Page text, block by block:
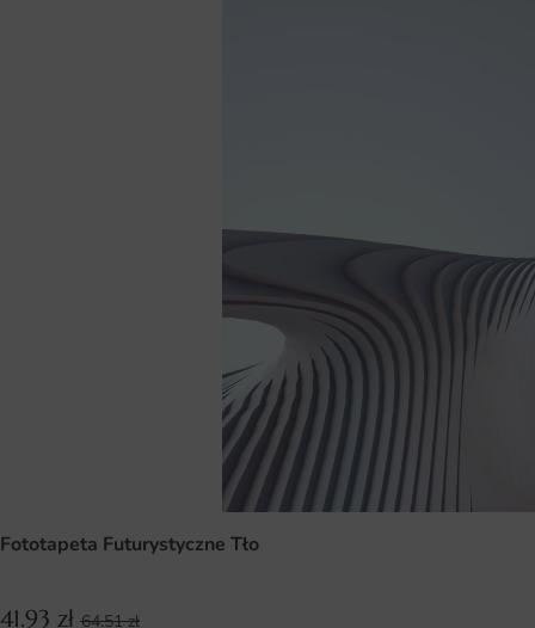
Fototapeta Futurystyczne Tło
41.93 zł 64.51zł